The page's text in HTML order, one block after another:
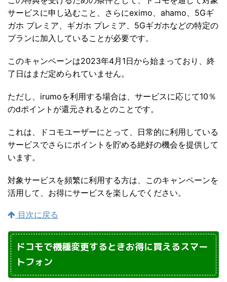
サービスに申し込むこと、さらにeximo、ahamo、5Gギ
ガホ プレミア、ギガホ プレミア、5Gギガホなどの特定の
プランに加入していることが必要です。
このキャンペーンは2023年4月1日から始まっており、終
了日はまだ定められていません。
ただし、irumoを利用する場合は、サービスに応じて10％
のdポイントが還元されるとのことです。
これは、ドコモユーザーにとって、日常的に利用している
サービスでさらにポイントを貯める絶好の機会を提供して
います。
対象サービスを頻繁に利用する方は、このキャンペーンを
活用して、お得にサービスを楽しんでください。
目次に戻る
ドコモで機種変更するときお得に買えるスマー
トフォン